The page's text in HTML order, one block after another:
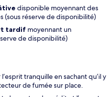
disponible moyennant des
(sous réserve de disponibilité)
tardif moyennant un
de disponibilité)
tranquille en sachant qu’il y
de fumée sur place.